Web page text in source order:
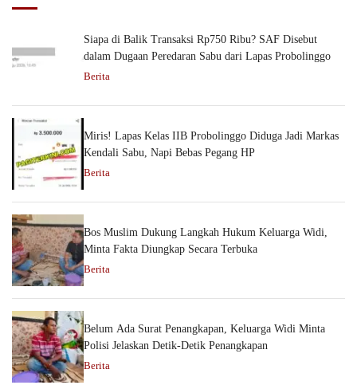
Siapa di Balik Transaksi Rp750 Ribu? SAF Disebut
dalam Dugaan Peredaran Sabu dari Lapas Probolinggo
Berita
Miris! Lapas Kelas IIB Probolinggo Diduga Jadi Markas
Kendali Sabu, Napi Bebas Pegang HP
Berita
Bos Muslim Dukung Langkah Hukum Keluarga Widi,
Minta Fakta Diungkap Secara Terbuka
Berita
Belum Ada Surat Penangkapan, Keluarga Widi Minta
Polisi Jelaskan Detik-Detik Penangkapan
Berita